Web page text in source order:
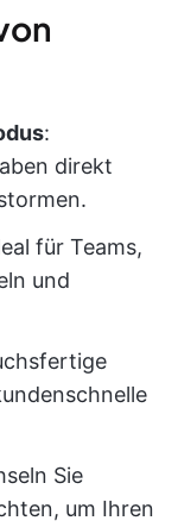
:
direkt
für Teams,
und
Sie
um Ihren